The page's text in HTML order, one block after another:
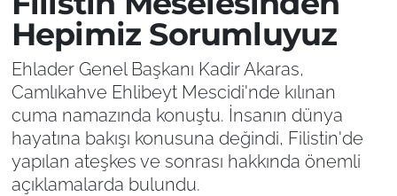
Hepimiz Sorumluyuz
Ehlader Genel Başkanı Kadir Akaras,
Camlıkahve Ehlibeyt Mescidi'nde kılınan
cuma namazında konuştu. İnsanın dünya
hayatına bakışı konusuna değindi, Filistin'de
yapılan ateşkes ve sonrası hakkında önemli
açıklamalarda bulundu.